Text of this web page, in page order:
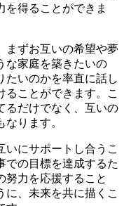
を得ることができま
まずお互いの希望や夢
な家庭を築きたいの
たいのかを率直に話し
ることができます。こ
るだけでなく、互いの
ります。
いにサポートし合うこ
での目標を達成するた
努力を応援すること
に、未来を共に描くこ